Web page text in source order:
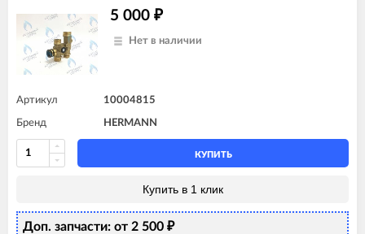
5 000 ₽
Нет в наличии
Артикул 10004815
Бренд HERMANN
КУПИТЬ
Купить в 1 клик
Доп. запчасти: от 2 500 ₽